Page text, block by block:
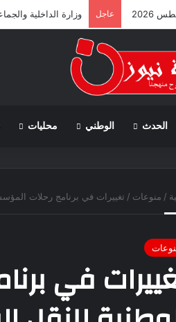
عاجل وزارة الداخلية
الحدث الوطني محليات
/ منوعات / تغييرات في برنامج رحلات
في